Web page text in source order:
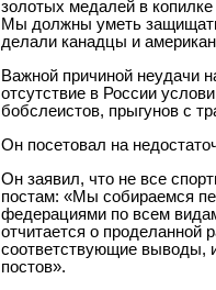
золотых медалей в
Мы должны уметь
делали канадцы и
Важной причиной неудачи
отсутствие в России
бобслеистов, прыгунов с
Он посетовал на
Он заявил, что не все
постам: «Мы собираемся
федерациями по всем
отчитается о проделанной
соответствующие выводы,
постов».